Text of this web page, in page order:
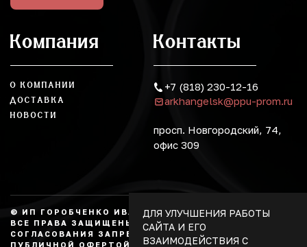
Компания
О КОМПАНИИ
ДОСТАВКА
НОВОСТИ
Контакты
+7 (818) 230-12-16
arkhangelsk@ppu-prom.ru
просп. Новгородский, 74,
офис 309
© ИП ГОРОБЧЕНКО ИВАН АЛЕКСАНДРОВИЧ, 2026.
ВСЕ ПРАВА ЗАЩИЩЕНЫ, КОПИРОВАНИЕ БЕЗ
СОГЛАСОВАНИЯ ЗАПРЕЩЕНО. НЕ ЯВЛЯЕТСЯ
ПУБЛИЧНОЙ ОФЕРТОЙ.
ДЛЯ УЛУЧШЕНИЯ РАБОТЫ
САЙТА И ЕГО
ВЗАИМОДЕЙСТВИЯ С